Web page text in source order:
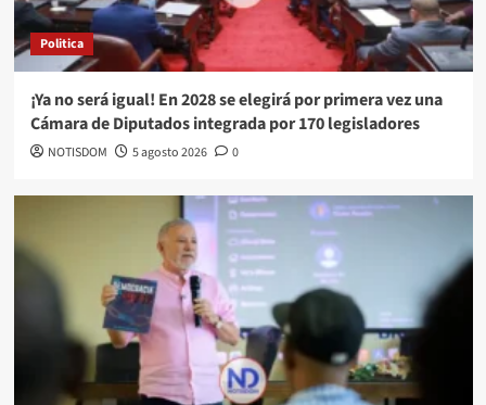
Politica
¡Ya no será igual! En 2028 se elegirá por primera vez una
Cámara de Diputados integrada por 170 legisladores
NOTISDOM 5 agosto 2026 0